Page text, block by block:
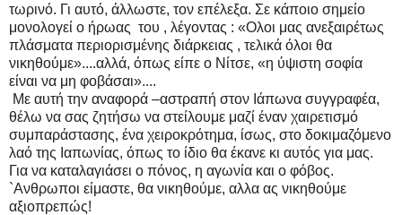
τωρινό. Γι αυτό, άλλωστε, τον επέλεξα. Σε κάποιο σημείο
μονολογεί ο ήρωας του , λέγοντας : «Ολοι μας ανεξαιρέτως
πλάσματα περιορισμένης διάρκειας , τελικά όλοι θα
νικηθούμε»....αλλά, όπως είπε ο Νίτσε, «η ύψιστη σοφία
είναι να μη φοβάσαι»....
Με αυτή την αναφορά –αστραπή στον Ιάπωνα συγγραφέα,
θέλω να σας ζητήσω να στείλουμε μαζί έναν χαιρετισμό
συμπαράστασης, ένα χειροκρότημα, ίσως, στο δοκιμαζόμενο
λαό της Ιαπωνίας, όπως το ίδιο θα έκανε κι αυτός για μας.
Για να καταλαγιάσει ο πόνος, η αγωνία και ο φόβος.
`Ανθρωποι είμαστε, θα νικηθούμε, αλλα ας νικηθούμε
αξιοπρεπώς!